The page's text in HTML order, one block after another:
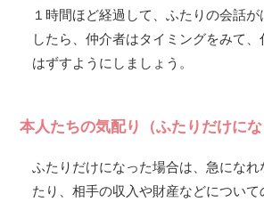
１時間ほど経過して、ふたりの会話
したら、仲介者はタイミングをみて
はずすようにしましょう。
本人たちの気配り（ふたりだけにな
ふたりだけになった場合は、急になれ
たり、相手の収入や財産などについ